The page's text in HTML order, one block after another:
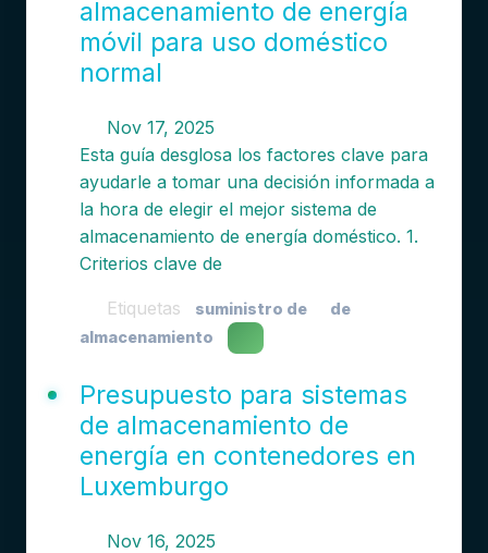
almacenamiento de energía
móvil para uso doméstico
normal
Nov 17, 2025
Esta guía desglosa los factores clave para
ayudarle a tomar una decisión informada a
la hora de elegir el mejor sistema de
almacenamiento de energía doméstico. 1.
Criterios clave de
Etiquetas suministro de
de
almacenamiento
Presupuesto para sistemas
de almacenamiento de
energía en contenedores en
Luxemburgo
Nov 16, 2025